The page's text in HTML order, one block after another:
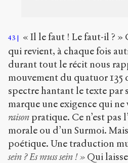
43
« Il le faut ! Le faut-il ? »
qui revient, à chaque fois
durant tout le récit nous
mouvement du quatuor 135
spectre hantant le texte par
marque une exigence qui ne
raison pratique. Ce n’est pas
morale ou d’un Surmoi.
poétique. Une traduction
sein ? Es muss sein ! » Qui